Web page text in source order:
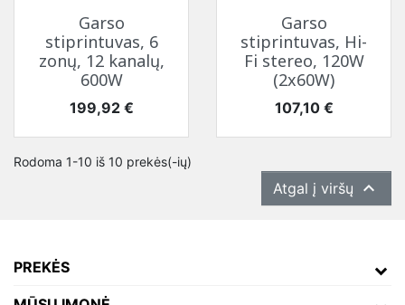
Garso
stiprintuvas, 6
zonų, 12 kanalų,
600W
Kaina
199,92 €
Garso
stiprintuvas, Hi-
Fi stereo, 120W
(2x60W)
Kaina
107,10 €
Rodoma 1-10 iš 10 prekės(-ių)
Atgal į viršų 
PREKĖS